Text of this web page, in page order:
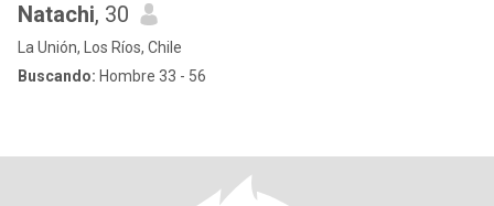
Natachi, 30
La Unión, Los Ríos, Chile
Buscando: Hombre 33 - 56